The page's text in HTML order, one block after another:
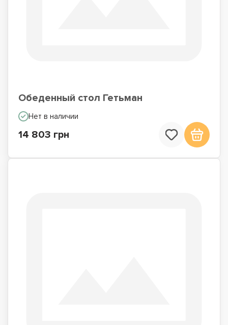
Обеденный стол Гетьман
Нет в наличии
14 803 грн